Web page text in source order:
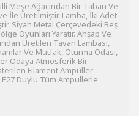
Meşe Ağacından Bir Taban Ve
İle Üretilmiştir. Lamba, İki Adet
Siyah Metal Çerçevedeki Beş
Oyunları Yaratır. Ahşap Ve
Üretilen Tavan Lambası,
Ve Mutfak, Oturma Odası,
Odaya Atmosferik Bir
Filament Ampuller
Duylu Tüm Ampullerle